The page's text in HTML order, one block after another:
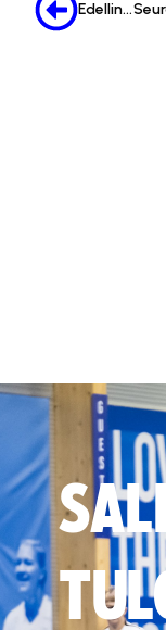
Edellinen